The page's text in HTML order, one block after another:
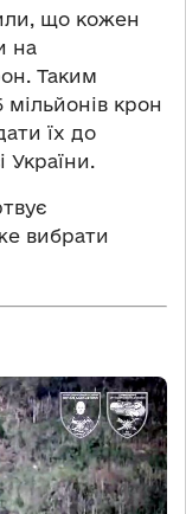
що кожен
на
Таким
крон
їх до
вибрати